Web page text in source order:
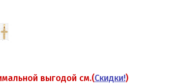
выгодой см.(Скидки!)